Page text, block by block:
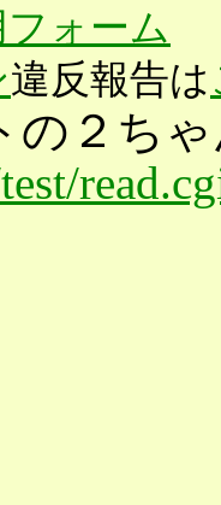
ォーム
違反報告は
の２ち